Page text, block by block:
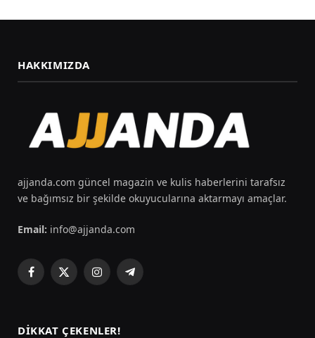
HAKKIMIZDA
ajjanda.com güncel magazin ve kulis haberlerini tarafsız
ve bağımsız bir şekilde okuyucularına aktarmayı amaçlar.
Email: info@ajjanda.com
Facebook
X
InstagramTelegram
DIKKAT ÇEKENLER!